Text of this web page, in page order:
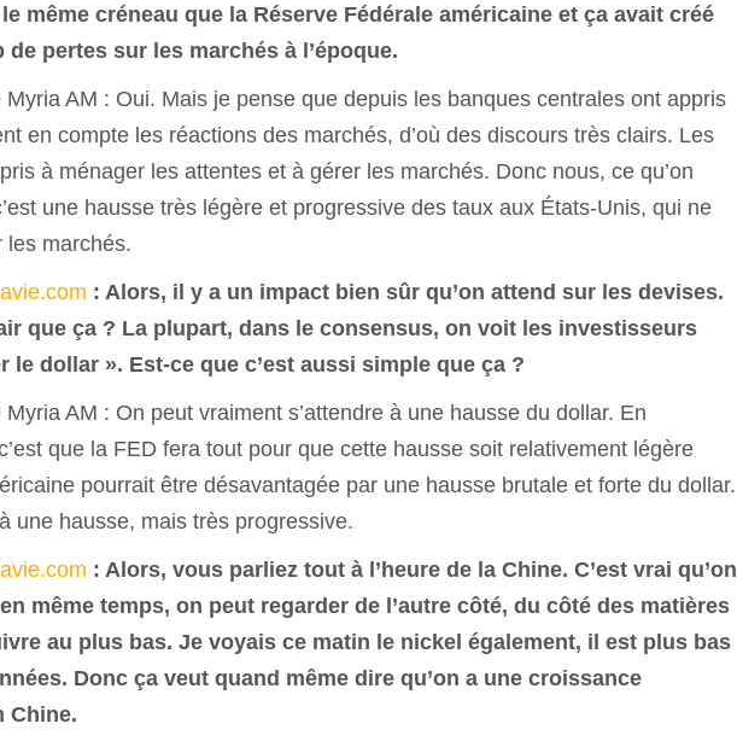
même créneau que la Réserve Fédérale américaine et ça avait créé
pertes sur les marchés à l’époque.
AM : Oui. Mais je pense que depuis les banques centrales ont appris
en compte les réactions des marchés, d’où des discours très clairs. Les
à ménager les attentes et à gérer les marchés. Donc nous, ce qu’on
une hausse très légère et progressive des taux aux États-Unis, qui ne
les marchés.
: Alors, il y a un impact bien sûr qu’on attend sur les devises.
que ça ? La plupart, dans le consensus, on voit les investisseurs
le dollar ». Est-ce que c’est aussi simple que ça ?
AM : On peut vraiment s’attendre à une hausse du dollar. En
que la FED fera tout pour que cette hausse soit relativement légère
pourrait être désavantagée par une hausse brutale et forte du dollar.
une hausse, mais très progressive.
: Alors, vous parliez tout à l’heure de la Chine. C’est vrai qu’on
même temps, on peut regarder de l’autre côté, du côté des matières
au plus bas. Je voyais ce matin le nickel également, il est plus bas
Donc ça veut quand même dire qu’on a une croissance
Chine.